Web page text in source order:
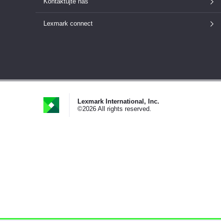
Lexmark connect
Lexmark International, Inc.
©2026 All rights reserved.